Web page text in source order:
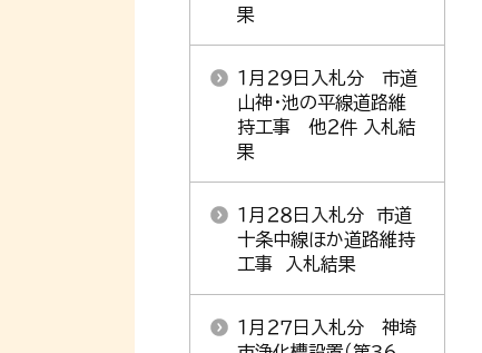
果
１月２９日入札分 市道
山神・池の平線道路維
持工事 他２件 入札結
果
１月２８日入札分 市道
十条中線ほか道路維持
工事 入札結果
１月２７日入札分 神埼